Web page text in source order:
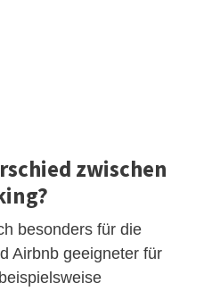
zwischen
besonders für die
Airbnb geeigneter für